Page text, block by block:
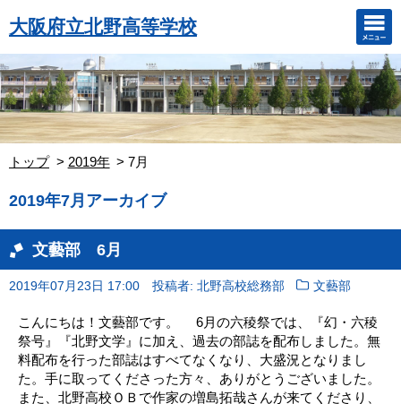
大阪府立北野高等学校
トップ 2019年 7月
2019年7月アーカイブ
文藝部 6月
2019年07月23日 17:00 投稿者: 北野高校総務部 文藝部
こんにちは！文藝部です。 6月の六稜祭では、『幻・六稜
祭号』『北野文学』に加え、過去の部誌を配布しました。無
料配布を行った部誌はすべてなくなり、大盛況となりまし
た。手に取ってくださった方々、ありがとうございました。
また、北野高校ＯＢで作家の増島拓哉さんが来てくださり、